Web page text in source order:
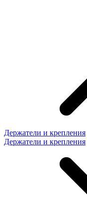
Держатели и крепления
Держатели и крепления